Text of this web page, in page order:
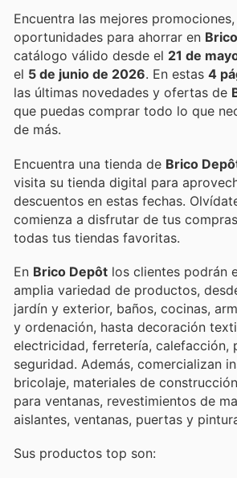
Encuentra las mejores
oportunidades para ahorrar en
catálogo válido desde el 21 de
el 5 de junio de 2026 . En estas 4
las últimas novedades y ofertas de
que puedas comprar todo lo que
de más.
Encuentra una tienda de Brico
visita su tienda digital para
descuentos en estas fechas.
comienza a disfrutar de tus
todas tus tiendas favoritas.
En Brico Depôt los clientes podrán
amplia variedad de productos,
jardín y exterior, baños, cocinas,
y ordenación, hasta decoración
electricidad, ferretería, calefacción,
seguridad. Además, comercializan
bricolaje, materiales de
para ventanas, revestimientos de
aislantes, ventanas, puertas y
Sus productos top son: